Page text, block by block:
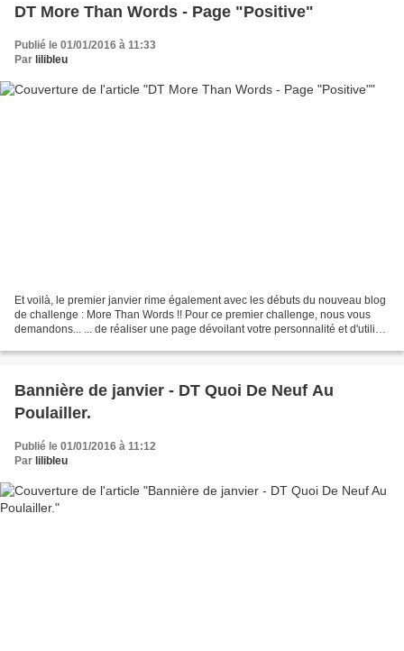
DT More Than Words - Page "Positive"
Publié le 01/01/2016 à 11:33
Par lilibleu
Et voilà, le premier janvier rime également avec les débuts du nouveau blog
de challenge : More Than Words !! Pour ce premier challenge, nous vous
demandons... ... de réaliser une page dévoilant votre personnalité et d'utilier
Bannière de janvier - DT Quoi De Neuf Au
Poulailler.
Publié le 01/01/2016 à 11:12
Par lilibleu